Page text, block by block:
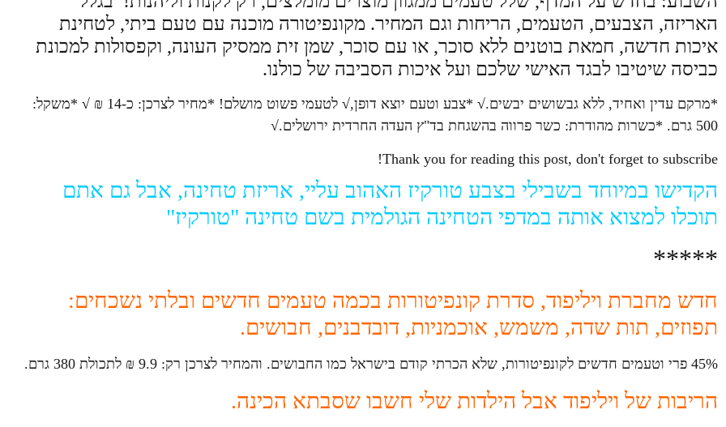
האריזה, הצבעים, הטעמים, הריחות וגם המחיר. מקונפיטורה מוכנה עם טעם ביתי, לטחינת
איכות חדשה, חמאת בוטנים ללא סוכר, או עם סוכר, שמן זית ממסיק העונה, וקפסולות למכונת
כביסה שיטיבו לבגד האישי שלכם ועל איכות הסביבה של כולנו.
*מרקם עדין ואחיד, ללא גבשושים יבשים.√ *צבע וטעם יוצא דופן,√ לטעמי פשוט מושלם! *מחיר לצרכן: כ-14 ₪ √ *משקל:
500 גרם. *כשרות מהודרת: כשר פרווה בהשגחת בד"ץ העדה החרדית ירושלים.√
Thank you for reading this post, don't forget to subscribe!
הקדישו במיוחד בשבילי בצבע טורקיז האהוב עליי, אריזת טחינה, אבל גם אתם
תוכלו למצוא אותה במדפי הטחינה הגולמית בשם טחינה "טורקיז"
*****
חדש מחברת ויליפוד, סדרת קונפיטורות בכמה טעמים חדשים ובלתי נשכחים:
תפוזים, תות שדה, משמש, אוכמניות, דובדבנים, חבושים.
45% פרי וטעמים חדשים לקונפיטורות, שלא הכרתי קודם בישראל כמו החבושים. והמחיר לצרכן רק: 9.9 ₪ לתכולת 380 גרם.
הריבות של ויליפוד אבל הילדות שלי חשבו שסבתא הכינה.